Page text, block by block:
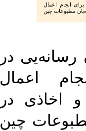
صد نفر از کارکنان رسانه‌یی در سال 2009 برای انجام اعمال
مطبوعات چین
در
انجام اعمال
اخاذی در
چین